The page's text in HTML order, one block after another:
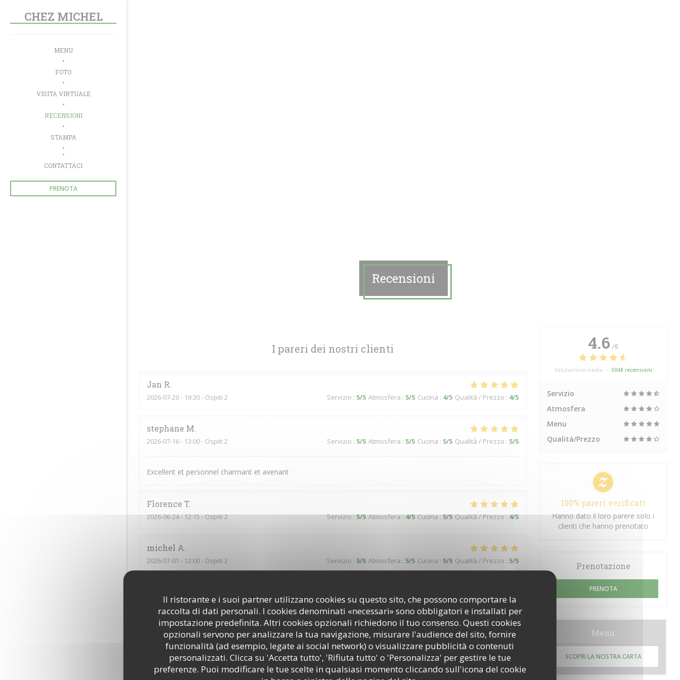
Il ristorante e i suoi partner utilizzano cookies su questo sito, che possono comportare la
raccolta di dati personali. I cookies denominati «necessari» sono obbligatori e installati per
impostazione predefinita. Altri cookies opzionali richiedono il tuo consenso. Questi cookies
opzionali servono per analizzare la tua navigazione, misurare l'audience del sito, fornire
funzionalità (ad esempio, legate ai social network) o visualizzare pubblicità o contenuti
personalizzati. Clicca su 'Accetta tutto', 'Rifiuta tutto' o 'Personalizza' per gestire le tue
preferenze. Puoi modificare le tue scelte in qualsiasi momento cliccando sull'icona del cookie
CHEZ MICHEL
MENU
FOTO
VISITA VIRTUALE
RECENSIONI
STAMPA
((APRE UNA NUOVA FINESTRA))
CONTATTACI
PRENOTA
Recensioni
I pareri dei nostri clienti
Jan R
2026-07-20- 19:30 - Ospiti 2 Servizio : 5/5 Atmosfera : 5/5 Cucina : 4/5 Qualità / Prezzo : 4/5
stephane M
2026-07-16- 13:00 - Ospiti 2 Servizio : 5/5 Atmosfera : 5/5 Cucina : 5/5 Qualità / Prezzo : 5/5
Excellent et personnel charmant et avenant
Florence T
2026-06-24- 12:15 - Ospiti 2 Servizio:5/5 Atmosfera:4/5 Cucina:5/5 Qualità / Prezzo:4/5
michel A
2026-07-01 - 12:00 - Ospiti 2 Servizio : 5/5 Atmosfera : 5/5 Cucina : 5/5 Qualità / Prezzo : 5/5
EmileS
2026-06-15- 21:00 - Ospiti 3 Servizio:5/5 Atmosfera:5/5 Cucina:5/5 Qualità / Prezzo:5/5
Tout
4.6 /5
Valutazione media — 3048 recensioni
Servizio
Atmosfera
Menu
Qualità/Prezzo
100% pareri verificati
Hanno dato il loro parere solo i
clienti che hanno prenotato
Prenotazione
PRENOTA
Menu
SCOPRI LA NOSTRA CARTA